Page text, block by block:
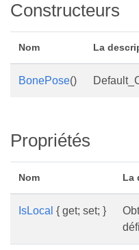
Constructeurs
Nom La
BonePose()
Propriétés
Nom La
IsLocal { get; set; }